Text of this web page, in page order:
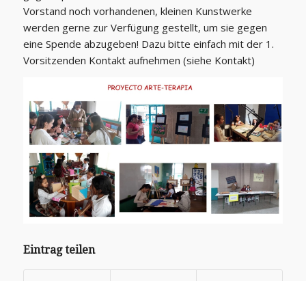
Vorstand noch vorhandenen, kleinen Kunstwerke
werden gerne zur Verfügung gestellt, um sie gegen
eine Spende abzugeben! Dazu bitte einfach mit der 1.
Vorsitzenden Kontakt aufnehmen (siehe Kontakt)
Eintrag teilen